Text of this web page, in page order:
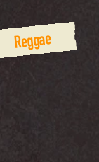
Reggae